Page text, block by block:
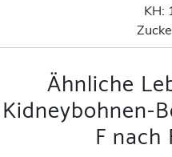
KH:
Ähnliche
Kidneybohnen-
F